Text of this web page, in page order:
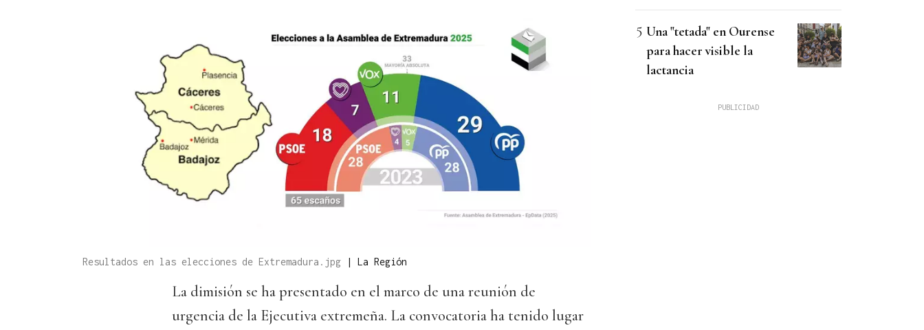
Resultados en las elecciones de Extremadura.jpg | La Región
La dimisión se ha presentado en el marco de una reunión de
urgencia de la Ejecutiva extremeña. La convocatoria ha tenido lugar
Una "tetada" en Ourense
para hacer visible la
lactancia